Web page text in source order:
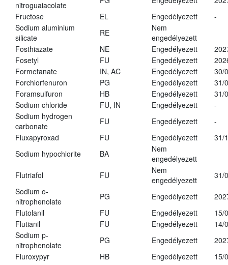
nitroguaiacolate
Fructose
EL Engedélyezett
-
Sodium aluminium
silicate
RE
Nem
engedélyezett
Fosthiazate
NE Engedélyezett
Fosetyl
FU Engedélyezett
Formetanate
IN, AC Engedélyezett
30/
Forchlorfenuron
PG Engedélyezett
31/
Foramsulfuron
HB Engedélyezett
31/
Sodium chloride
FU, IN Engedélyezett
-
Sodium hydrogen
carbonate
FU Engedélyezett
-
Fluxapyroxad
FU Engedélyezett
31/
Sodium hypochlorite
BA
Nem
engedélyezett
Flutriafol
FU
Nem
engedélyezett
31/
Sodium o-
nitrophenolate
PG Engedélyezett
Flutolanil
FU Engedélyezett
15/
Flutianil
FU Engedélyezett
14/
Sodium p-
nitrophenolate
PG Engedélyezett
Fluroxypyr
HB Engedélyezett
15/